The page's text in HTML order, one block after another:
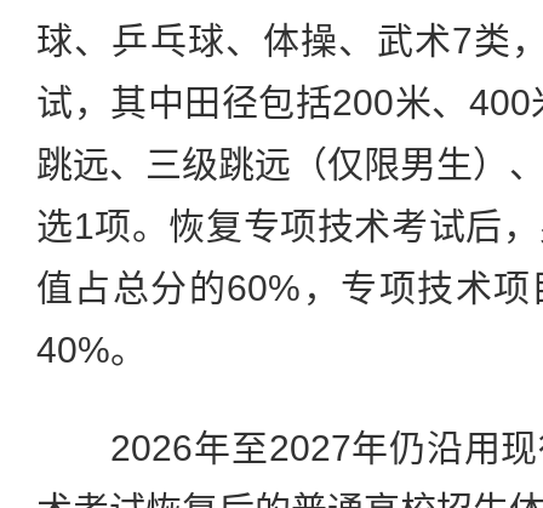
球、乒乓球、体操、武术7类
试，其中田径包括200米、
跳远、三级跳远（仅限男生）
选1项。恢复专项技术考试后
值占总分的60%，专项技术
40%。
2026年至2027年仍沿用现